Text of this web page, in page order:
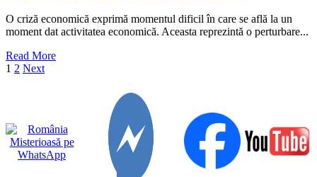
O criză economică exprimă momentul dificil în care se află la un
moment dat activitatea economică. Aceasta reprezintă o perturbare...
Read MoreRead
crize
economice
din
Paginație
1 2 Next